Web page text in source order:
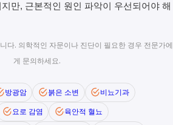
만, 근본적인 원인 파악이 우선되어야 해
다. 의학적인 자문이나 진단이 필요한 경우 전문가에
게 문의하세요.
방광암 붉은 소변
비뇨기과
요로 감염
육안적 혈뇨